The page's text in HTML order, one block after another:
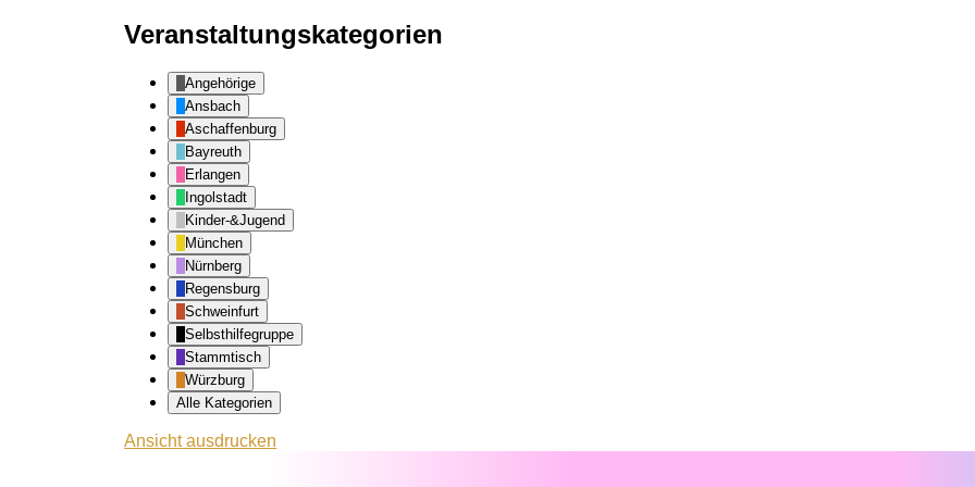
Veranstaltungskategorien
Angehörige
Ansbach
Aschaffenburg
Bayreuth
Erlangen
Ingolstadt
Kinder-&Jugend
München
Nürnberg
Regensburg
Schweinfurt
Selbsthilfegruppe
Stammtisch
Würzburg
Alle Kategorien
Ansichtausdrucken